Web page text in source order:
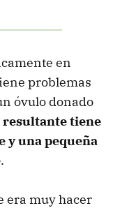
en
problemas
óvulo donado
tiene
y una pequeña
.
era muy hacer